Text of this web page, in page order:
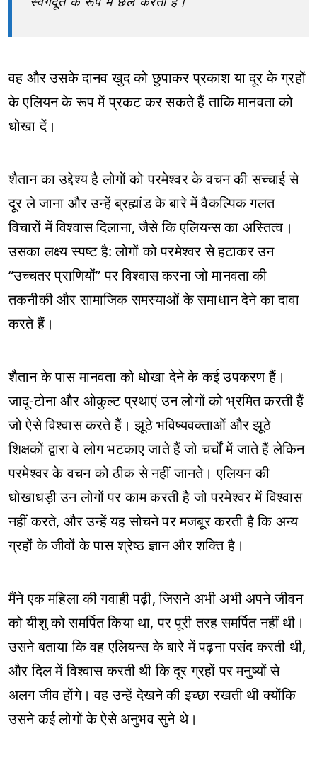
वह और उसके दानव खुद को छुपाकर प्रकाश या दूर के ग्रहों
के एलियन के रूप में प्रकट कर सकते हैं ताकि मानवता को
धोखा दें।
शैतान का उद्देश्य है लोगों को परमेश्वर के वचन की सच्चाई से
दूर ले जाना और उन्हें ब्रह्मांड के बारे में वैकल्पिक गलत
विचारों में विश्वास दिलाना, जैसे कि एलियन्स का अस्तित्व।
उसका लक्ष्य स्पष्ट है: लोगों को परमेश्वर से हटाकर उन
“उच्चतर प्राणियों” पर विश्वास करना जो मानवता की
तकनीकी और सामाजिक समस्याओं के समाधान देने का दावा
करते हैं।
शैतान के पास मानवता को धोखा देने के कई उपकरण हैं।
जादू-टोना और ओकुल्ट प्रथाएं उन लोगों को भ्रमित करती हैं
जो ऐसे विश्वास करते हैं। झूठे भविष्यवक्ताओं और झूठे
शिक्षकों द्वारा वे लोग भटकाए जाते हैं जो चर्चों में जाते हैं लेकिन
परमेश्वर के वचन को ठीक से नहीं जानते। एलियन की
धोखाधड़ी उन लोगों पर काम करती है जो परमेश्वर में विश्वास
नहीं करते, और उन्हें यह सोचने पर मजबूर करती है कि अन्य
ग्रहों के जीवों के पास श्रेष्ठ ज्ञान और शक्ति है।
मैंने एक महिला की गवाही पढ़ी, जिसने अभी अभी अपने जीवन
को यीशु को समर्पित किया था, पर पूरी तरह समर्पित नहीं थी।
उसने बताया कि वह एलियन्स के बारे में पढ़ना पसंद करती थी,
और दिल में विश्वास करती थी कि दूर ग्रहों पर मनुष्यों से
अलग जीव होंगे। वह उन्हें देखने की इच्छा रखती थी क्योंकि
उसने कई लोगों के ऐसे अनुभव सुने थे।